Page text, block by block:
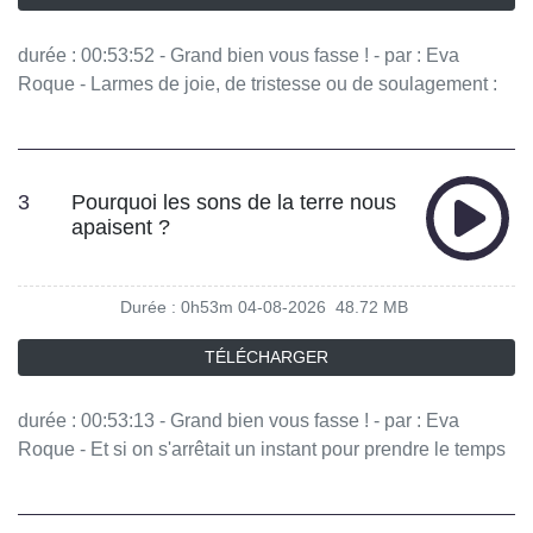
durée : 00:53:52 - Grand bien vous fasse ! - par : Eva
Roque - Larmes de joie, de tristesse ou de soulagement :
et nous d'elles ? - équipe : Maria Pasquet, Joseph Hascal,
Anna Massardier, Sirine Ben Younes, Manon Latour,
Johanna Houssin - invités : Noor Autrice-compositrice-
interprète, Guillaume Le Blanc Philosophe Vous aimez ce
podcast ? Pour écouter tous les épisodes sans limite,
rendez-vous sur Radio France
3
Pourquoi les sons de la terre nous
apaisent ?
Durée : 0h53m 04-08-2026 48.72 MB
TÉLÉCHARGER
durée : 00:53:13 - Grand bien vous fasse ! - par : Eva
Roque - Et si on s'arrêtait un instant pour prendre le temps